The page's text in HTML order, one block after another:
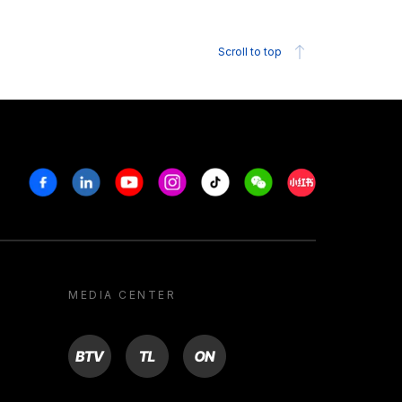
Scroll to top
FacebookLinkedinYoutubeInstagram
Tiktok WeechatXiaohongshu/
MEDIA CENTER
BTV TL ON